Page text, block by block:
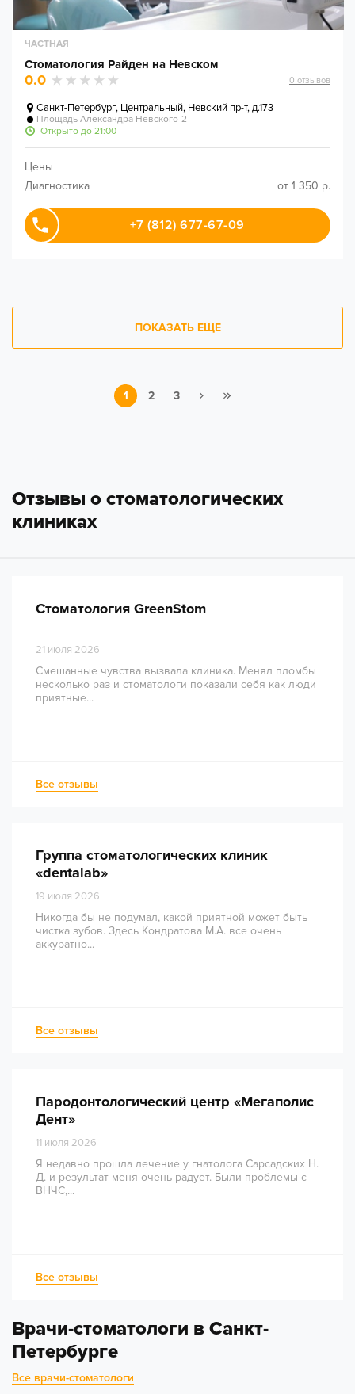
ЧАСТНАЯ
Стоматология Райден на Невском
0.0 0 отзывов
Санкт-Петербург, Центральный, Невский пр-т, д.173
Площадь Александра Невского-2
Открыто до 21:00
Цены
Диагностика
от 1 350 р.
+7 (812) 677-67-09
ПОКАЗАТЬ ЕЩЕ
1 2 3
Отзывы о стоматологических
клиниках
Стоматология GreenStom
21 июля 2026
Смешанные чувства вызвала клиника. Менял пломбы
несколько раз и стоматологи показали себя как люди
приятные...
Все отзывы
Группа стоматологических клиник
«dentalab»
19 июля 2026
Никогда бы не подумал, какой приятной может быть
чистка зубов. Здесь Кондратова М.А. все очень
аккуратно...
Все отзывы
Пародонтологический центр «Мегаполис
Дент»
11 июля 2026
Я недавно прошла лечение у гнатолога Сарсадских Н.
Д. и результат меня очень радует. Были проблемы с
ВНЧС,...
Все отзывы
Врачи-стоматологи в Санкт-
Петербурге
Все врачи-стоматологи